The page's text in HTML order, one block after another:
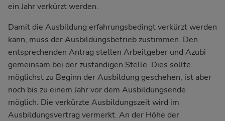
ein Jahr verkürzt werden.
Damit die Ausbildung erfahrungsbedingt verkürzt werden
kann, muss der Ausbildungsbetrieb zustimmen. Den
entsprechenden Antrag stellen Arbeitgeber und Azubi
gemeinsam bei der zuständigen Stelle. Dies sollte
möglichst zu Beginn der Ausbildung geschehen, ist aber
noch bis zu einem Jahr vor dem Ausbildungsende
möglich. Die verkürzte Ausbildungszeit wird im
Ausbildungsvertrag vermerkt. An der Höhe der